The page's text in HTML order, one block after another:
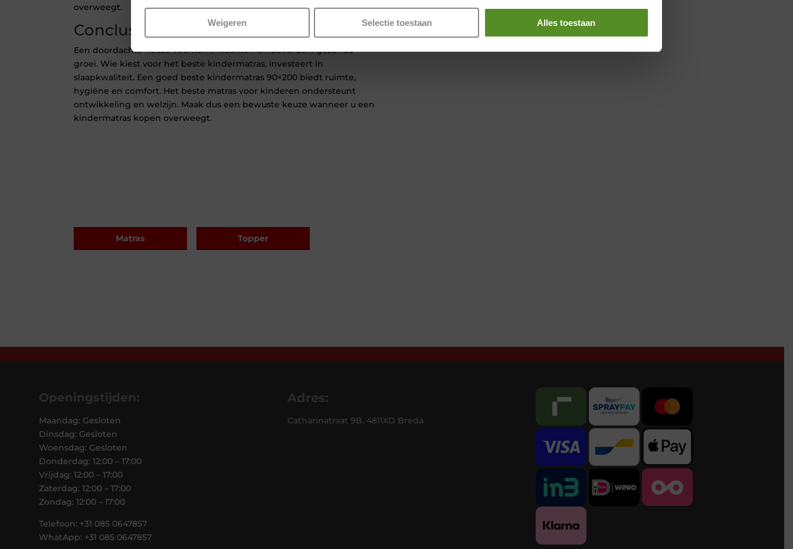
Weigeren Selectie toestaan Alles toestaan
overweegt.
Conclusie
Een doordachte keuze voorkomt klachten en bevordert gezonde
groei. Wie kiest voor het beste kindermatras, investeert in
slaapkwaliteit. Een goed beste kindermatras 90×200 biedt ruimte,
hygiëne en comfort. Het beste matras voor kinderen ondersteunt
ontwikkeling en welzijn. Maak dus een bewuste keuze wanneer u een
kindermatras kopen overweegt.
Matras Topper
Openingstijden:
Maandag: Gesloten
Dinsdag: Gesloten
Woensdag: Gesloten
Donderdag: 12:00 – 17:00
Vrijdag: 12:00 – 17:00
Zaterdag: 12:00 – 17:00
Zondag: 12:00 – 17:00
Telefoon: +31 085 0647857
WhatApp: +31 085 0647857
Adres:
Catharinatraat 9B, 4811XD Breda